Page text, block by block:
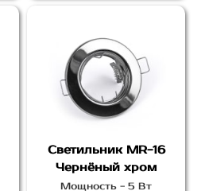
Светильник MR-16
Чернёный хром
Мощность - 5 Вт